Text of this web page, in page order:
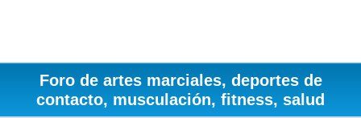
Foro de artes marciales, deportes de
contacto, musculación, fitness, salud